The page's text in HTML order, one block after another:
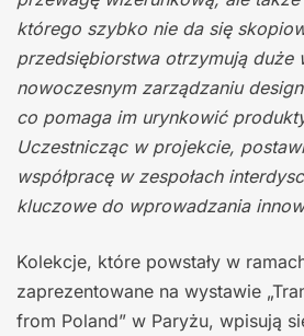
którego szybko nie da się
przedsiębiorstwa otrzymują duże
nowoczesnym zarządzaniu
co pomaga im urynkowić
Uczestnicząc w projekcie,
współpracę w zespołach
kluczowe do wprowadzania
Kolekcje, które powstały w
zaprezentowane na wystawie
from Poland” w Paryżu, wpisują